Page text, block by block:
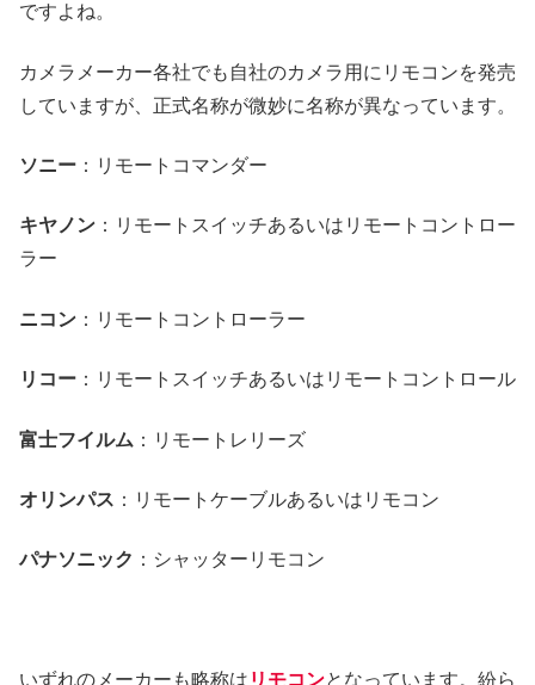
ですよね。
カメラメーカー各社でも自社のカメラ用にリモコンを発売
していますが、正式名称が微妙に名称が異なっています。
ソニー ：リモートコマンダー
キヤノン ：リモートスイッチあるいはリモートコントロー
ラー
ニコン ：リモートコントローラー
リコー ：リモートスイッチあるいはリモートコントロール
富士フイルム ：リモートレリーズ
オリンパス ：リモートケーブルあるいはリモコン
パナソニック ：シャッターリモコン
いずれのメーカーも略称は リモコンとなっています。紛ら